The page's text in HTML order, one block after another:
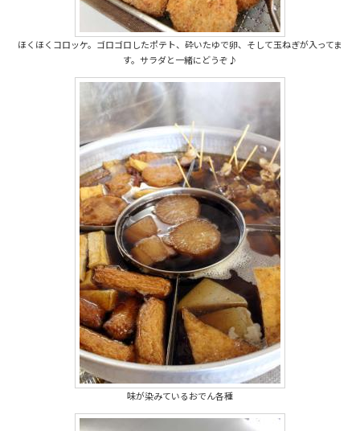
ほくほくコロッケ。ゴロゴロしたポテト、砕いたゆで卵、そして玉ねぎが入ってま
す。サラダと一緒にどうぞ♪
味が染みているおでん各種